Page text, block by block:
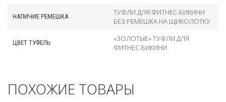
НАЛИЧИЕ РЕМЕШКА
ТУФЛИ ДЛЯ ФИТНЕС-БИКИНИ
БЕЗ РЕМЕШКА НА ЩИКОЛОТКУ
ЦВЕТ ТУФЕЛЬ
«ЗОЛОТЫЕ» ТУФЛИ ДЛЯ
ФИТНЕС-БИКИНИ
ПОХОЖИЕ ТОВАРЫ